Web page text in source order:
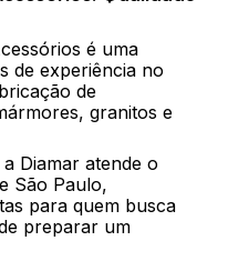
é uma
de experiência no
de
granitos e
Diamar atende o
São Paulo,
para quem busca
preparar um